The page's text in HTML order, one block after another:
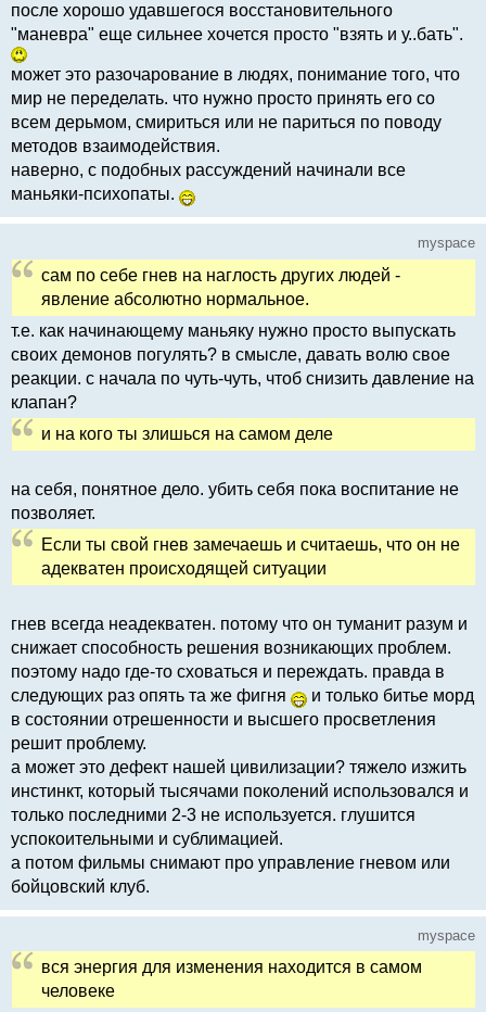
после хорошо удавшегося восстановительного
"маневра" еще сильнее хочется просто "взять и у..бать".
может это разочарование в людях, понимание того, что
мир не переделать. что нужно просто принять его со
всем дерьмом, смириться или не париться по поводу
методов взаимодействия.
наверно, с подобных рассуждений начинали все
маньяки-психопаты.
myspace
сам по себе гнев на наглость других людей -
явление абсолютно нормальное.
т.е. как начинающему маньяку нужно просто выпускать
своих демонов погулять? в смысле, давать волю свое
реакции. с начала по чуть-чуть, чтоб снизить давление на
клапан?
и на кого ты злишься на самом деле
на себя, понятное дело. убить себя пока воспитание не
позволяет.
Если ты свой гнев замечаешь и считаешь, что он не
адекватен происходящей ситуации
гнев всегда неадекватен. потому что он туманит разум и
снижает способность решения возникающих проблем.
поэтому надо где-то сховаться и переждать. правда в
следующих раз опять та же фигня
и только битье морд
в состоянии отрешенности и высшего просветления
решит проблему.
а может это дефект нашей цивилизации? тяжело изжить
инстинкт, который тысячами поколений использовался и
только последними 2-3 не используется. глушится
успокоительными и сублимацией.
а потом фильмы снимают про управление гневом или
бойцовский клуб.
myspace
вся энергия для изменения находится в самом
человеке